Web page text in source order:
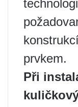
prvkem.
Při